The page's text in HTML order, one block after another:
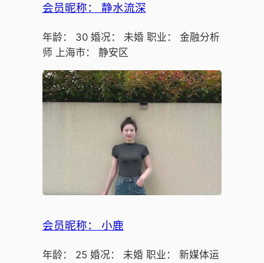
会员昵称： 静水流深
年龄： 30 婚况： 未婚 职业： 金融分析
师 上海市： 静安区
会员昵称： 小鹿
年龄： 25 婚况： 未婚 职业： 新媒体运